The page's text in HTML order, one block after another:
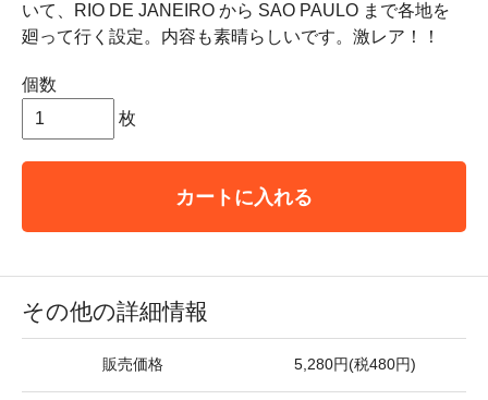
いて、RIO DE JANEIRO から SAO PAULO まで各地を
廻って行く設定。内容も素晴らしいです。激レア！！
個数
枚
カートに入れる
その他の詳細情報
販売価格 5,280円(税480円)